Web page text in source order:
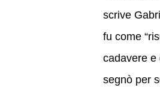
scrive
fu come
cadavere e
segnò per